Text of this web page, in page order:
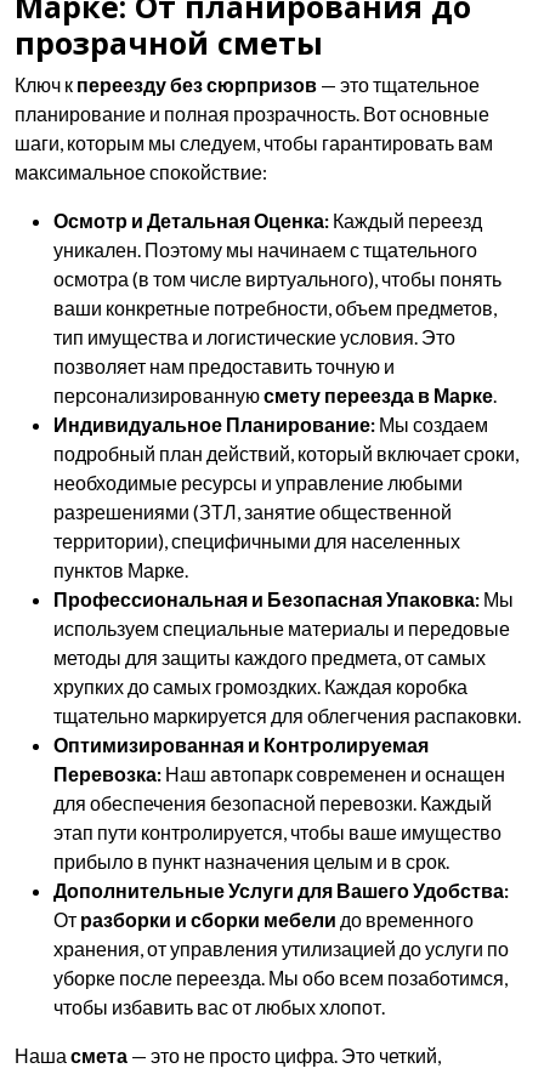
прозрачной сметы
Ключ к переезду без сюрпризов — это тщательное
планирование и полная прозрачность. Вот основные
шаги, которым мы следуем, чтобы гарантировать вам
максимальное спокойствие:
Осмотр и Детальная Оценка: Каждый переезд
уникален. Поэтому мы начинаем с тщательного
осмотра (в том числе виртуального), чтобы понять
ваши конкретные потребности, объем предметов,
тип имущества и логистические условия. Это
позволяет нам предоставить точную и
персонализированнуюсмету переезда в Марке.
Индивидуальное Планирование: Мы создаем
подробный план действий, который включает сроки,
необходимые ресурсы и управление любыми
разрешениями (ЗТЛ, занятие общественной
территории), специфичными для населенных
пунктов Марке.
Профессиональная и Безопасная Упаковка: Мы
используем специальные материалы и передовые
методы для защиты каждого предмета, от самых
хрупких до самых громоздких. Каждая коробка
тщательно маркируется для облегчения распаковки.
Оптимизированная и Контролируемая
Перевозка: Наш автопарк современен и оснащен
для обеспечения безопасной перевозки. Каждый
этап пути контролируется, чтобы ваше имущество
прибыло в пункт назначения целым и в срок.
Дополнительные Услуги для Вашего Удобства:
От разборки и сборки мебели до временного
хранения, от управления утилизацией до услуги по
уборке после переезда. Мы обо всем позаботимся,
чтобы избавить вас от любых хлопот.
Наша смета — это не просто цифра. Это четкий,